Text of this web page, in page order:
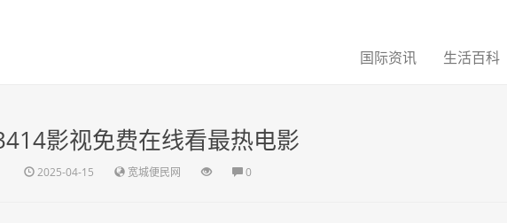
国际资讯 生活百科
影视免费在线看最热电影
2025-04-15 宽城便民网 0